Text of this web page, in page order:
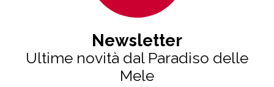
Newsletter
Ultime novità dal Paradiso delle
Mele